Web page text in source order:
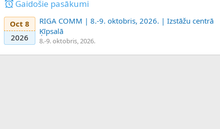
Gaidošie pasākumi
Oct 8
2026
RIGA COMM | 8.-9. oktobris, 2026. | Izstāžu centrā
Ķīpsalā
8.-9. oktobris, 2026.